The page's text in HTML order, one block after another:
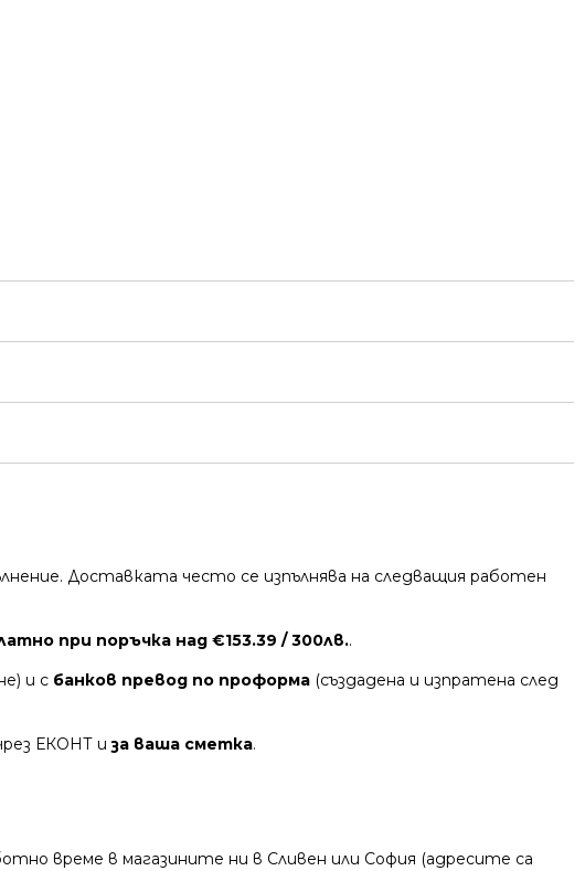
Доставката често се изпълнява на следващия работен
при поръчка над €153.39 / 300лв..
и с банков превод по проформа (създадена и изпратена след
ЕКОНТ иза ваша сметка.
време в магазините ни в Сливен или София (адресите са